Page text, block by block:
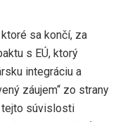
sa končí, za
s EÚ, ktorý
integráciu a
záujem“ zo strany
tejto súvislosti